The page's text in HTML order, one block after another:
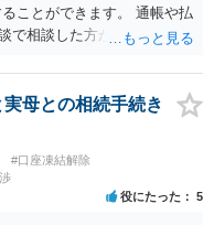
ことができます。 通帳や払
で相談した方がよいと思い
母との相続手続き
#口座凍結解除
役にたった 5